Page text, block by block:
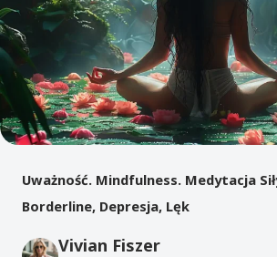
Uważność. Mindfulness. Medytacja
Borderline, Depresja, Lęk
Vivian Fiszer